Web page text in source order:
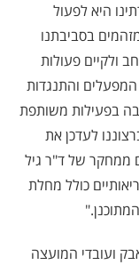
היא לפעול
בסביבתנו
ולקיים פעולות
והתנגדות
בפעילות משותפת
לעדכן את
ממחקר של ד"ר גיל
כולל מחלת
ועובדי המועצה